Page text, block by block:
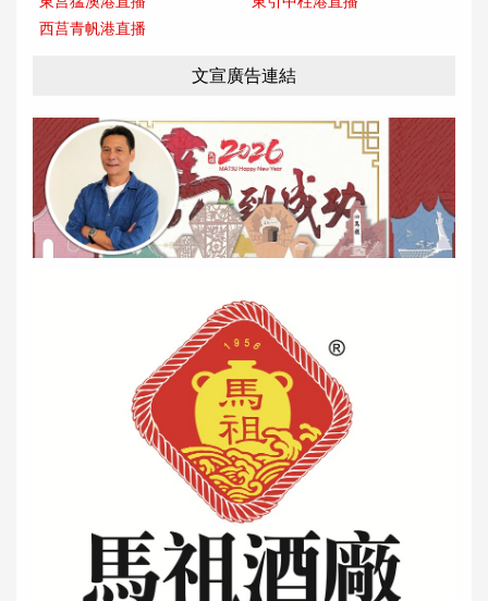
西莒青帆港直播
文宣廣告連結